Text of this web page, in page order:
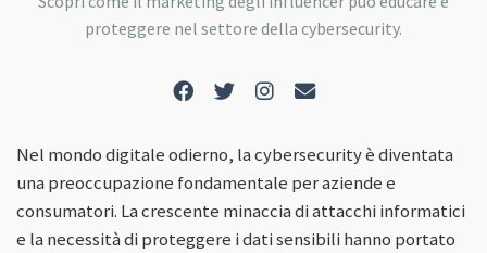
proteggere nel settore della cybersecurity.
Nel mondo digitale odierno, la cybersecurity è diventata
una preoccupazione fondamentale per aziende e
consumatori. La crescente minaccia di attacchi informatici
e la necessità di proteggere i dati sensibili hanno portato